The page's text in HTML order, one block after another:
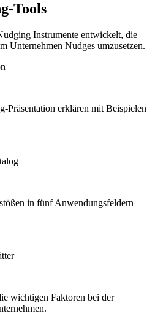
Tools
Instrumente entwickelt, die
Unternehmen Nudges umzusetzen.
Präsentation erklären mit Beispielen
in fünf Anwendungsfeldern
wichtigen Faktoren bei der